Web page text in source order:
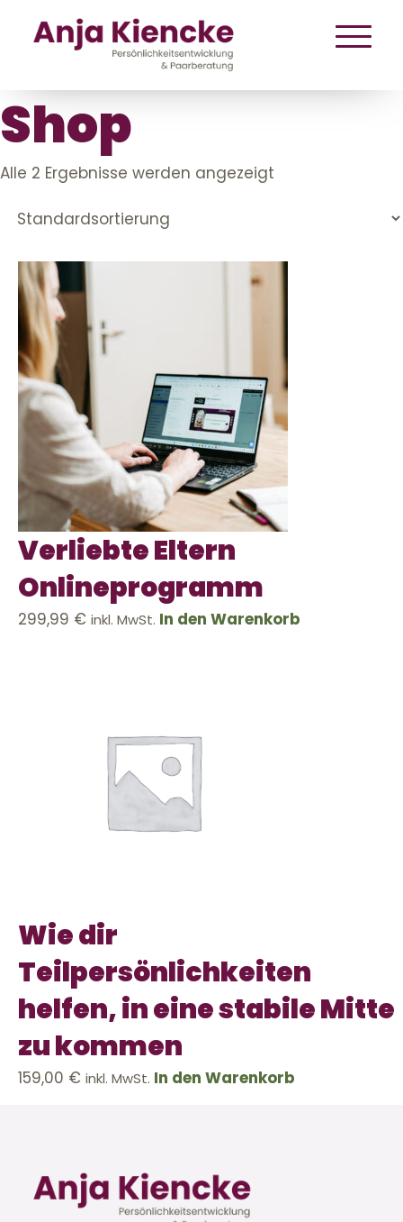
Shop
Alle 2 Ergebnisse werden angezeigt
Verliebte Eltern
Onlineprogramm
299,99 € inkl. MwSt. In den Warenkorb
Wie dir
Teilpersönlichkeiten
helfen, in eine stabile Mitte
zu kommen
159,00 € inkl. MwSt. In den Warenkorb